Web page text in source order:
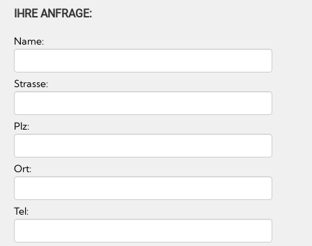
IHRE ANFRAGE:
Name:
Strasse:
Plz:
Ort:
Tel: